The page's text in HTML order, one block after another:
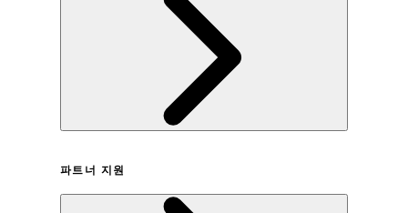
개인정보취급방침
파트너 지원